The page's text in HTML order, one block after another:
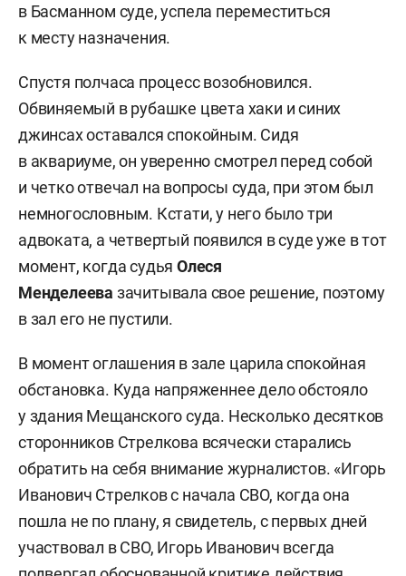
в Басманном суде, успела переместиться
к месту назначения.
Спустя полчаса процесс возобновился.
Обвиняемый в рубашке цвета хаки и синих
джинсах оставался спокойным. Сидя
в аквариуме, он уверенно смотрел перед собой
и четко отвечал на вопросы суда, при этом был
немногословным. Кстати, у него было три
адвоката, а четвертый появился в суде уже в тот
момент, когда судьяОлеся
Менделеева зачитывала свое решение, поэтому
в зал его не пустили.
В момент оглашения в зале царила спокойная
обстановка. Куда напряженнее дело обстояло
у здания Мещанского суда. Несколько десятков
сторонников Стрелкова всячески старались
обратить на себя внимание журналистов. «Игорь
Иванович Стрелков с начала СВО, когда она
пошла не по плану, я свидетель, с первых дней
участвовал в СВО, Игорь Иванович всегда